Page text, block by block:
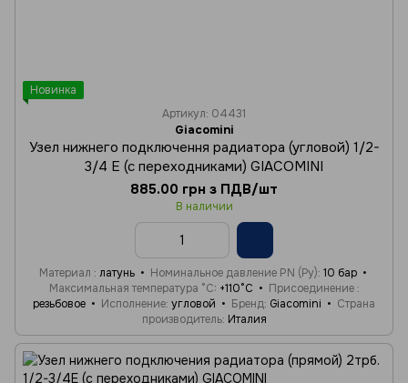
Новинка
Артикул: 04431
Giacomini
Узел нижнего подключення радиатора (угловой) 1/2-
3/4 Е (с переходниками) GIACOMINI
885.00 грн з ПДВ/шт
В наличии
Материал латунь Номинальное давление PN (Ру) 10 бар
Максимальная температура °C +110°C
Присоединение
резьбовое
Исполнение угловой Бренд Giacomini
Страна
производитель Италия